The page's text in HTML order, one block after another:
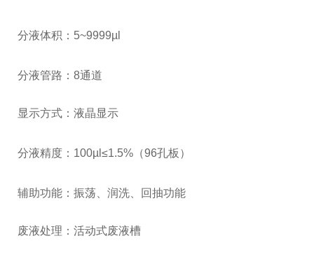
分液体积：5~9999µl
分液管路：8通道
显示方式：液晶显示
分液精度：100µl≤1.5% （96孔板）
辅助功能：振荡、润洗、回抽功能
废液处理：活动式废液槽